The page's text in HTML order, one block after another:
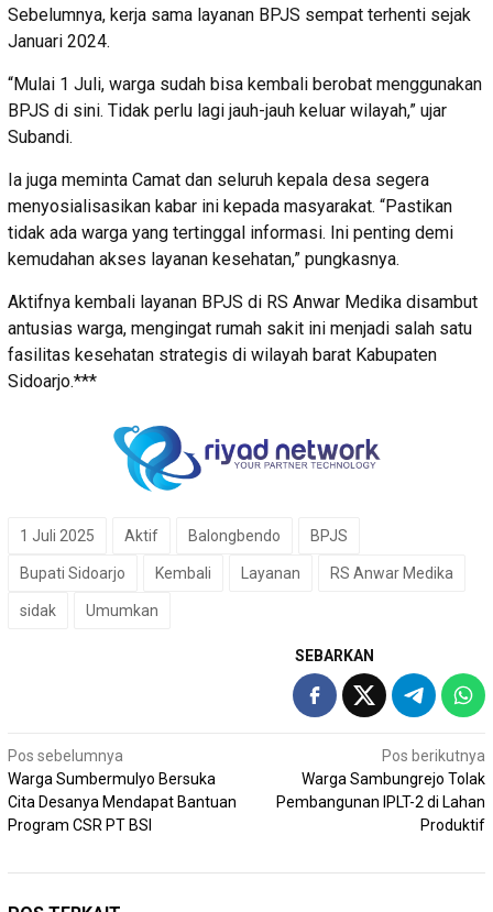
Sebelumnya, kerja sama layanan BPJS sempat terhenti sejak
Januari 2024.
“Mulai 1 Juli, warga sudah bisa kembali berobat menggunakan
BPJS di sini. Tidak perlu lagi jauh-jauh keluar wilayah,” ujar
Subandi.
Ia juga meminta Camat dan seluruh kepala desa segera
menyosialisasikan kabar ini kepada masyarakat. “Pastikan
tidak ada warga yang tertinggal informasi. Ini penting demi
kemudahan akses layanan kesehatan,” pungkasnya.
Aktifnya kembali layanan BPJS di RS Anwar Medika disambut
antusias warga, mengingat rumah sakit ini menjadi salah satu
fasilitas kesehatan strategis di wilayah barat Kabupaten
Sidoarjo.***
1 Juli 2025 Aktif Balongbendo BPJS
Bupati Sidoarjo Kembali Layanan RS Anwar Medika
sidak Umumkan
SEBARKAN
Navigasi
pos
Pos sebelumnya
Warga Sumbermulyo Bersuka
Cita Desanya Mendapat Bantuan
Program CSR PT BSI
Pos berikutnya
Warga Sambungrejo Tolak
Pembangunan IPLT-2 di Lahan
Produktif